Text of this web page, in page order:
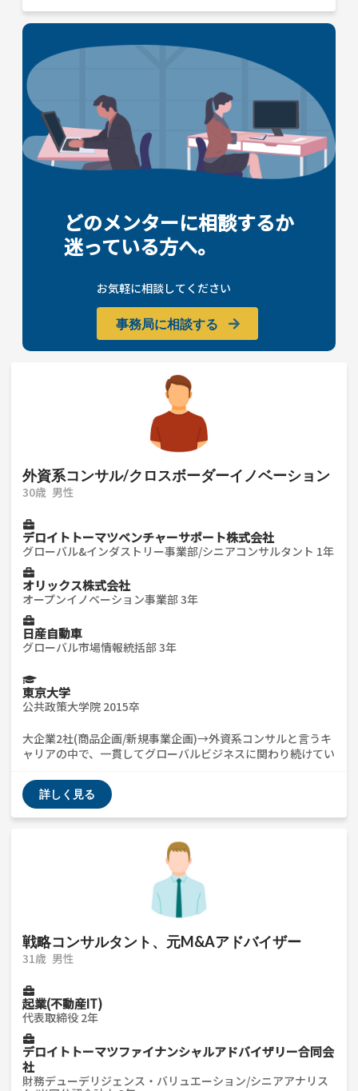
どのメンターに相談するか
迷っている方へ。
お気軽に相談してください
事務局に相談する
外資系コンサル/クロスボーダーイノベーション
30歳 男性
デロイトトーマツベンチャーサポート株式会社
グローバル&インダストリー事業部/シニアコンサルタント 1年
オリックス株式会社
オープンイノベーション事業部 3年
日産自動車
グローバル市場情報統括部 3年
東京大学
公共政策大学院 2015卒
大企業2社(商品企画/新規事業企画)→外資系コンサルと言うキ
ャリアの中で、一貫してグローバルビジネスに関わり続けてい
が豊富で、実際にインドのスタートアップと新規事業を立ち上
げて売上3億円までの拡大しました。 ・新規事業系のキャリア
・グローバルビジネスのキャリア ・事業会社からコンサルへ
詳しく見る
戦略コンサルタント、元M&Aアドバイザー
31歳 男性
起業(不動産IT)
代表取締役 2年
デロイトトーマツファイナンシャルアドバイザリー合同会
社
財務デューデリジェンス・バリュエーション/シニアアナリス